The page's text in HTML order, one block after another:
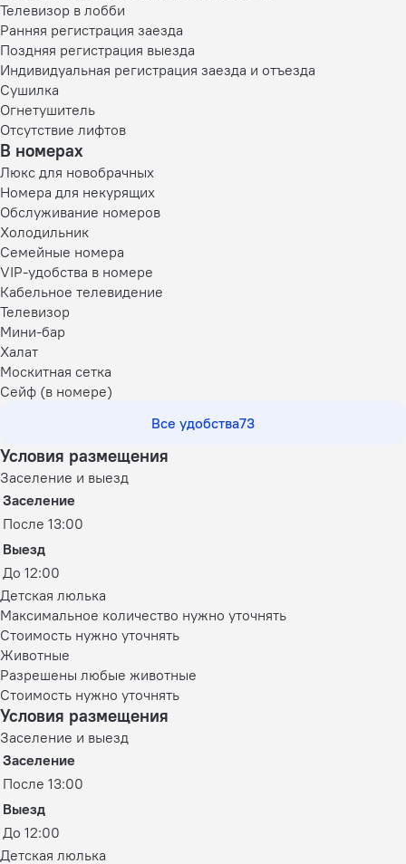
Телевизор в лобби
Ранняя регистрация заезда
Поздняя регистрация выезда
Индивидуальная регистрация заезда и отъезда
Сушилка
Огнетушитель
Отсутствие лифтов
В номерах
Люкс для новобрачных
Номера для некурящих
Обслуживание номеров
Холодильник
Семейные номера
VIP-удобства в номере
Кабельное телевидение
Телевизор
Мини-бар
Халат
Москитная сетка
Сейф (в номере)
Все удобства73
Условия размещения
Заселение и выезд
Заселение
После 13:00
Выезд
До 12:00
Детская люлька
Максимальное количество нужно уточнять
Стоимость нужно уточнять
Животные
Разрешены любые животные
Стоимость нужно уточнять
Условия размещения
Заселение и выезд
Заселение
После 13:00
Выезд
До 12:00
Детская люлька